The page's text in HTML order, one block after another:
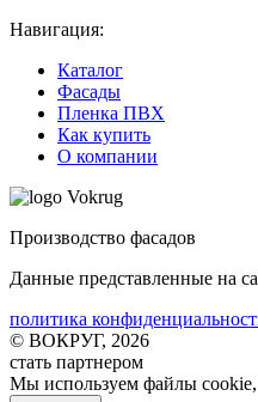
Навигация:
Каталог
Фасады
Пленка ПВХ
Как купить
О компании
Производство фасадов
Данные представленные на
политика
© ВОКРУГ, 2026
стать партнером
Мы используем файлы cookie